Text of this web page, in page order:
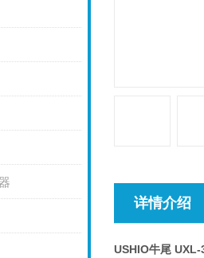
详情介绍
USHIO牛尾